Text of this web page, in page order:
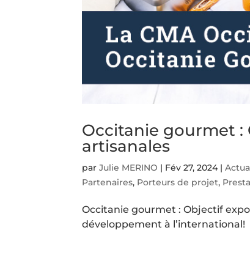
Occitanie gourmet :
artisanales
parJulie MERINO | Fév 27, 2024|
Partenaires, Porteurs de projet,
Occitanie gourmet : Objectif
développement à l’international!